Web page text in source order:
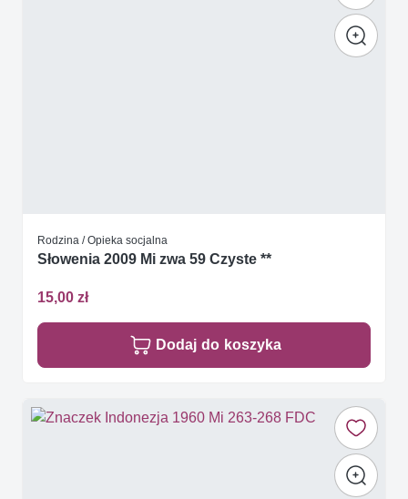
Rodzina / Opieka socjalna
Słowenia 2009 Mi zwa 59 Czyste **
15,00 zł
Dodaj do koszyka